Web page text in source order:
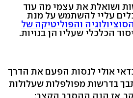
ושואלת את עצמי מה עוד
עליי להשתמש על מנת
הסוציולוגיה והפוליטיקה של
הכלכלי שעליו הן בנויות.
אולי לנסות הפעם את הדרך
בדרשות מפולפלות שעלולות